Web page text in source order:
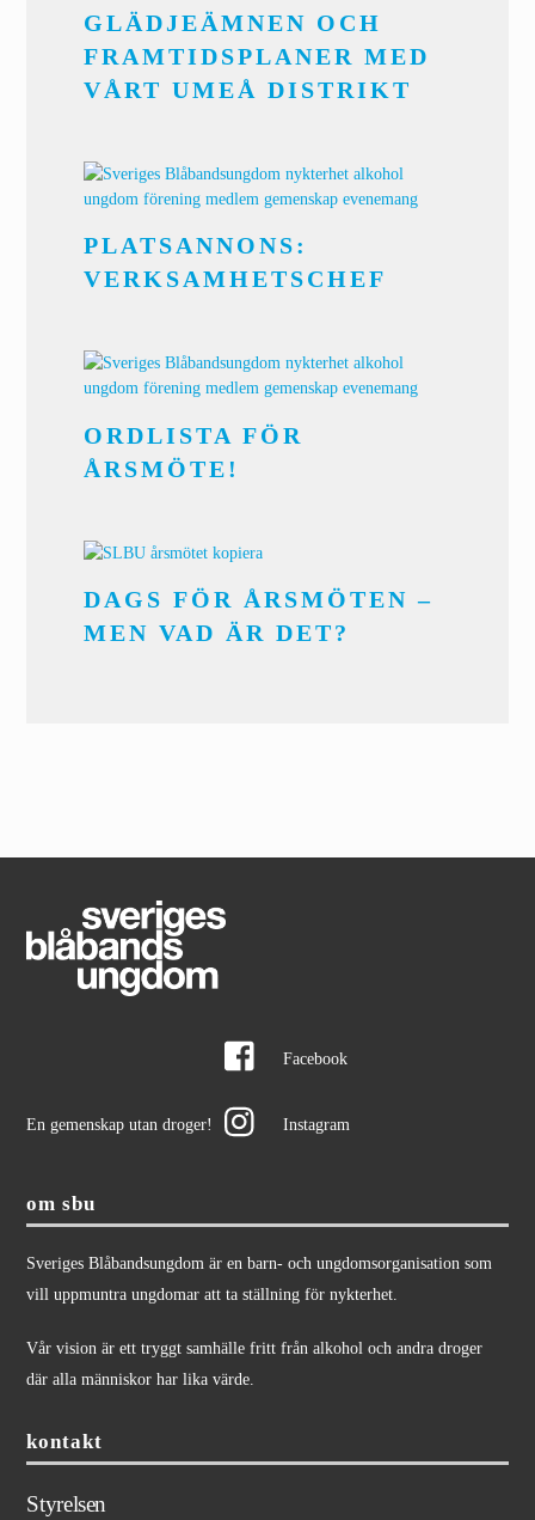
GLÄDJEÄMNEN OCH
FRAMTIDSPLANER MED
VÅRT UMEÅ DISTRIKT
PLATSANNONS:
VERKSAMHETSCHEF
ORDLISTA FÖR
ÅRSMÖTE!
DAGS FÖR ÅRSMÖTEN –
MEN VAD ÄR DET?
En gemenskap utan droger!
Facebook
Instagram
om sbu
Sveriges Blåbandsungdom är en barn- och ungdomsorganisation som
vill uppmuntra ungdomar att ta ställning för nykterhet.
Vår vision är ett tryggt samhälle fritt från alkohol och andra droger
där alla människor har lika värde.
kontakt
Styrelsen